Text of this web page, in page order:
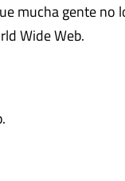
mucha gente no
Wide Web.